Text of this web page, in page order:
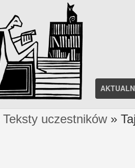
Teksty uczestników»